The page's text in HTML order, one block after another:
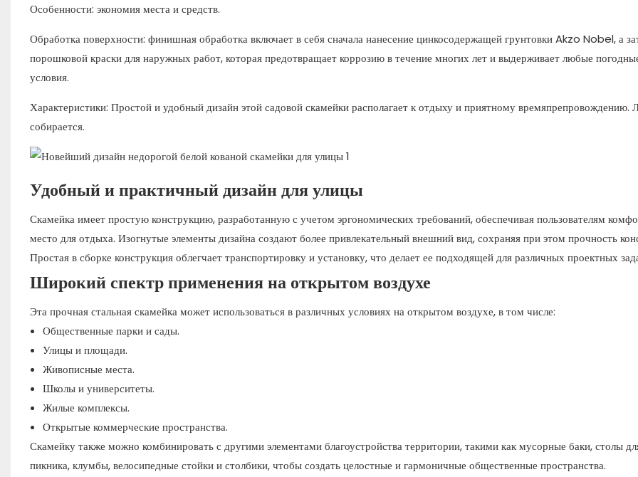
Особенности: экономия места и средств.
Обработка поверхности: финишная обработка включает в себя сначала нанесение цинкосодержащей грунтовки Akzo Nobel, а
порошковой краски для наружных работ, которая предотвращает коррозию в течение многих лет и выдерживает любые
условия.
Характеристики: Простой и удобный дизайн этой садовой скамейки располагает к отдыху и приятному времяпрепровождению.
собирается.
Удобный и практичный дизайн для улицы
Скамейка имеет простую конструкцию, разработанную с учетом эргономических требований, обеспечивая пользователям
место для отдыха. Изогнутые элементы дизайна создают более привлекательный внешний вид, сохраняя при этом прочность
Простая в сборке конструкция облегчает транспортировку и установку, что делает ее подходящей для различных проектных
Широкий спектр применения на открытом воздухе
Эта прочная стальная скамейка может использоваться в различных условиях на открытом воздухе, в том числе:
Общественные парки и сады.
Улицы и площади.
Живописные места.
Школы и университеты.
Жилые комплексы.
Открытые коммерческие пространства.
Скамейку также можно комбинировать с другими элементами благоустройства территории, такими как мусорные баки, столы
пикника, клумбы, велосипедные стойки и столбики, чтобы создать целостные и гармоничные общественные пространства.